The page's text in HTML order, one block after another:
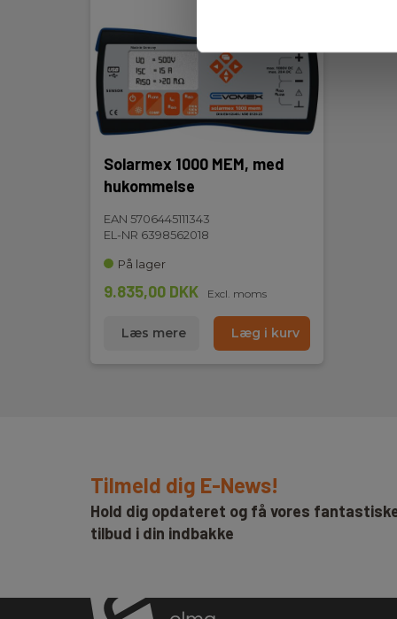
Solarmex 1000 MEM, med
hukommelse
EAN 5706445111343
EL-NR 6398562018
På lager
9.835,00 DKK Excl. moms
Læs mere Læg i kurv
Tilmeld dig E-News!
Hold dig opdateret og få vores
tilbud i din indbakke